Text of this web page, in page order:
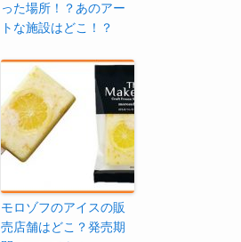
った場所！？あのアー
トな施設はどこ！？
モロゾフのアイスの販
売店舗はどこ？発売期